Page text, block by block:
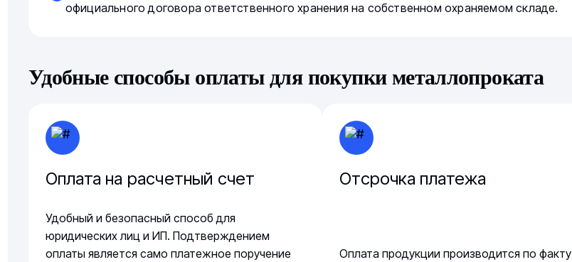
официального договора ответственного хранения на собственном охраняемом складе.
Удобные способы оплаты для покупки металлопроката
Оплата на расчетный счет
Удобный и безопасный способ для
юридических лиц и ИП. Подтверждением
оплаты является само платежное поручение
Отсрочка платежа
Оплата продукции производится по факту